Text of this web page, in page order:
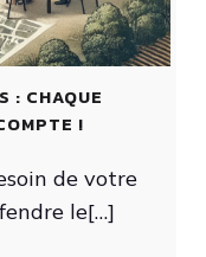
: CHAQUE
!
de votre
le[…]